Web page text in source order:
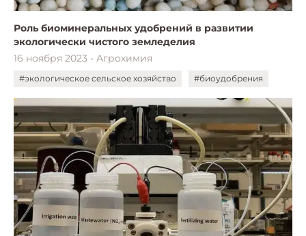
Роль биоминеральных удобрений в развитии
экологически чистого земледелия
16 ноября 2023 - Агрохимия
#экологическое сельское хозяйство #биоудобрения